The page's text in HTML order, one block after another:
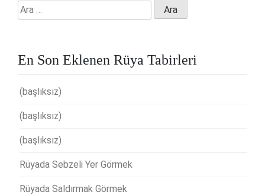
Arama:
En Son Eklenen Rüya Tabirleri
(başlıksız)
(başlıksız)
(başlıksız)
Rüyada Sebzeli Yer Görmek
Rüyada Saldırmak Görmek